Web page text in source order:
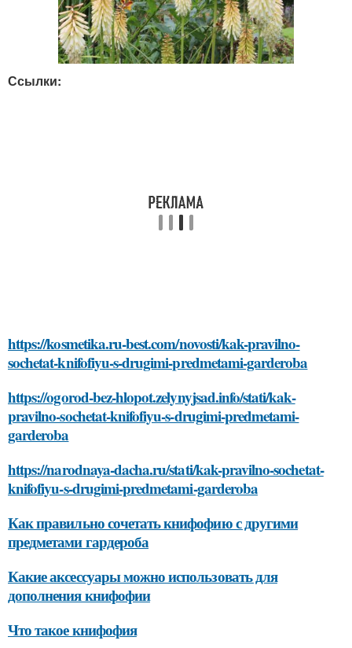
Ссылки:
https://kosmetika.ru-best.com/novosti/kak-pravilno-
sochetat-knifofiyu-s-drugimi-predmetami-garderoba
https://ogorod-bez-hlopot.zelynyjsad.info/stati/kak-
pravilno-sochetat-knifofiyu-s-drugimi-predmetami-
garderoba
https://narodnaya-dacha.ru/stati/kak-pravilno-sochetat-
knifofiyu-s-drugimi-predmetami-garderoba
Как правильно сочетать книфофию с другими
предметами гардероба
Какие аксессуары можно использовать для
дополнения книфофии
Что такое книфофия